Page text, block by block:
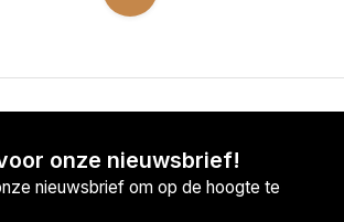
onze nieuwsbrief!
nieuwsbrief om op de hoogte te